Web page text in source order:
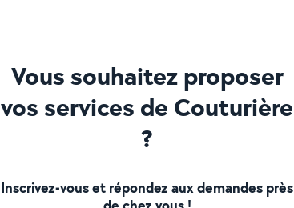
Vous souhaitez proposer
vos services de Couturière
?
Inscrivez-vous et répondez aux demandes près